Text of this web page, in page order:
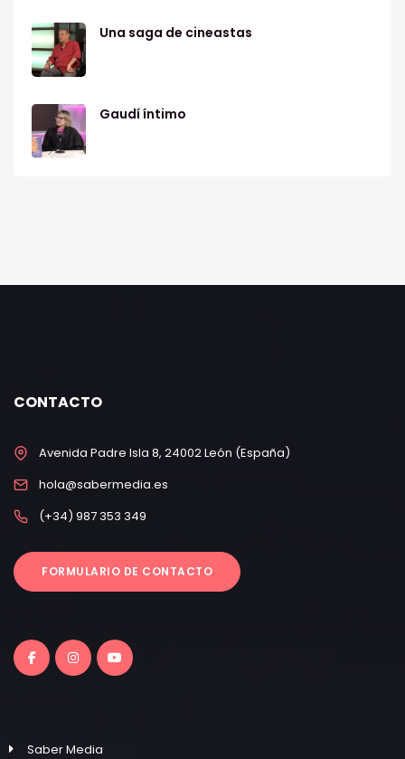
Una saga de cineastas
Gaudí íntimo
CONTACTO
Avenida Padre Isla 8, 24002 León (España)
hola@sabermedia.es
(+34) 987 353 349
FORMULARIO DE CONTACTO
Saber Media